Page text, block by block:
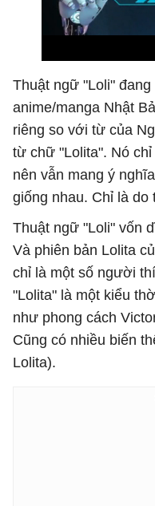
Thuật ngữ "Loli"
anime/manga Nhật
riêng so với từ của
từ chữ "Lolita". Nó
nên vẫn mang ý
giống nhau. Chỉ là do
Thuật ngữ "Loli" vốn
Và phiên bản Lolita
chỉ là một số người
"Lolita" là một kiểu
như phong cách
Cũng có nhiều biến
Lolita).